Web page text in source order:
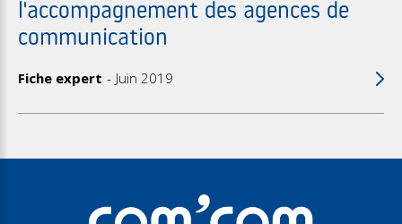
l'accompagnement des agences de
communication
Fiche expert Juin 2019